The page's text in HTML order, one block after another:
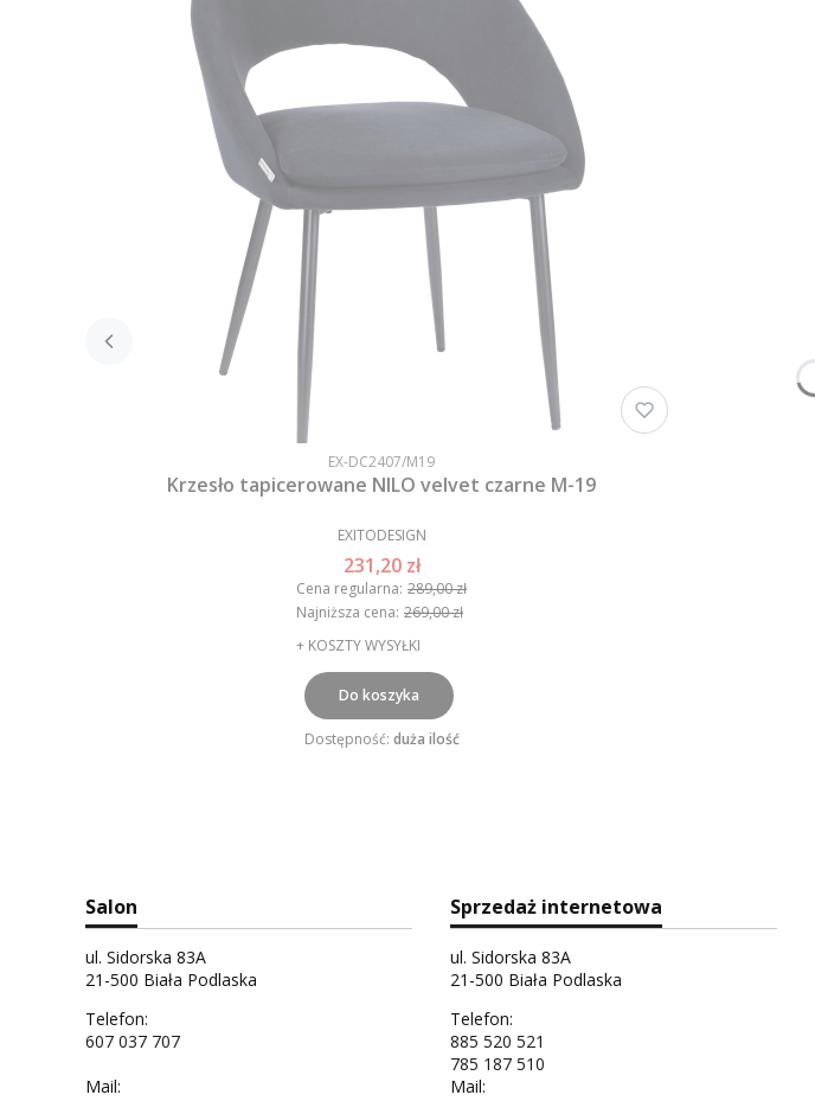
EX-DC2407/M19
Krzesło tapicerowane NILO velvet czarne M-19
EXITODESIGN
231,20 zł
Cena regularna: 289,00 zł
Najniższa cena: 269,00 zł
+ KOSZTY WYSYŁKI
Do koszyka
Dostępność: duża ilość
Salon
ul. Sidorska 83A
21-500 Biała Podlaska
Telefon:
607 037 707
Mail:
Sprzedaż internetowa
ul. Sidorska 83A
21-500 Biała Podlaska
Telefon:
885 520 521
785 187 510
Mail: